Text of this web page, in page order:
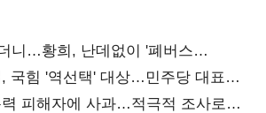
니…황희, 난데없이 '폐버스
국힘 '역선택' 대상…민주당 대표로
피해자에 사과…적극적 조사로